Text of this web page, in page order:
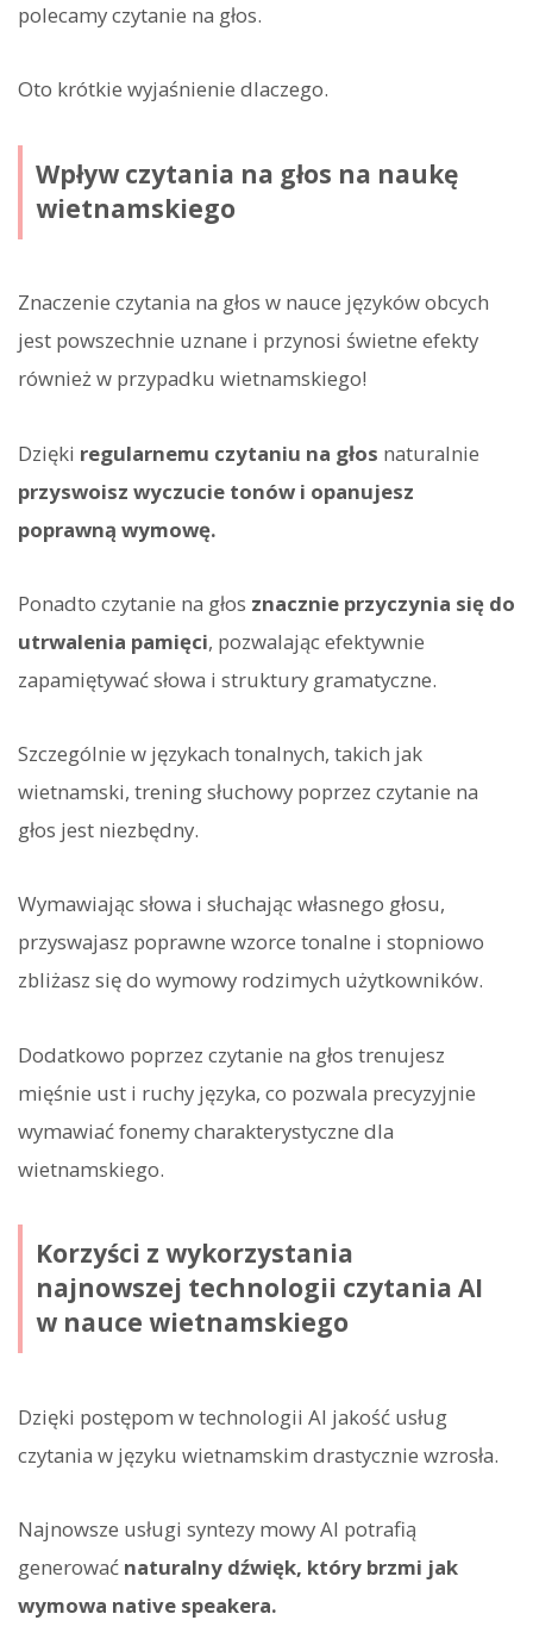
polecamy czytanie na głos.
Oto krótkie wyjaśnienie dlaczego.
Wpływ czytania na głos na naukę
wietnamskiego
Znaczenie czytania na głos w nauce języków obcych
jest powszechnie uznane i przynosi świetne efekty
również w przypadku wietnamskiego!
Dzięki regularnemu czytaniu na głos naturalnie
przyswoisz wyczucie tonów i opanujesz
poprawną wymowę.
Ponadto czytanie na głos znacznie przyczynia się do
utrwalenia pamięci, pozwalając efektywnie
zapamiętywać słowa i struktury gramatyczne.
Szczególnie w językach tonalnych, takich jak
wietnamski, trening słuchowy poprzez czytanie na
głos jest niezbędny.
Wymawiając słowa i słuchając własnego głosu,
przyswajasz poprawne wzorce tonalne i stopniowo
zbliżasz się do wymowy rodzimych użytkowników.
Dodatkowo poprzez czytanie na głos trenujesz
mięśnie ust i ruchy języka, co pozwala precyzyjnie
wymawiać fonemy charakterystyczne dla
wietnamskiego.
Korzyści z wykorzystania
najnowszej technologii czytania AI
w nauce wietnamskiego
Dzięki postępom w technologii AI jakość usług
czytania w języku wietnamskim drastycznie wzrosła.
Najnowsze usługi syntezy mowy AI potrafią
generować naturalny dźwięk, który brzmi jak
wymowa native speakera.